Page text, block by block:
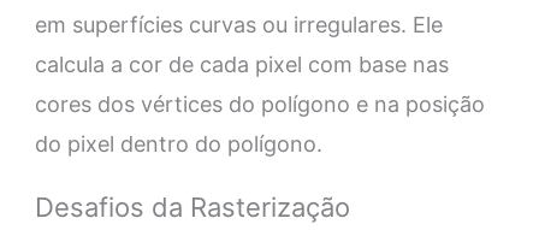
em superfícies curvas ou irregulares. Ele
calcula a cor de cada pixel com base nas
cores dos vértices do polígono e na posição
do pixel dentro do polígono.
Desafios da Rasterização